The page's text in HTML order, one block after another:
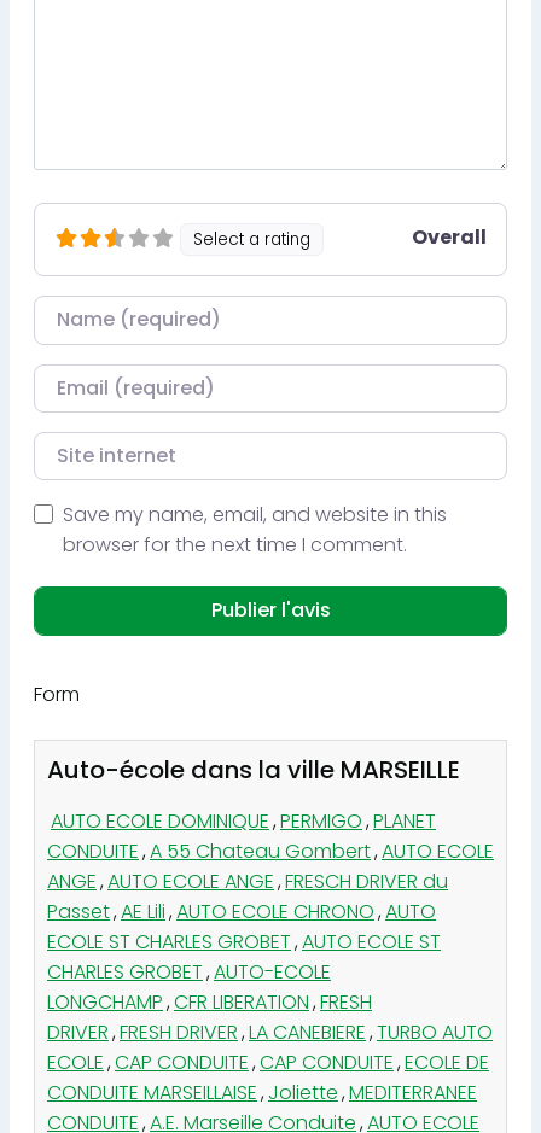
Select a rating Overall
Nom
Courriel
Site internet
Save my name, email, and website in this
browser for the next time I comment.
Form
Auto-école dans la ville MARSEILLE
AUTO ECOLE DOMINIQUE,PERMIGO,PLANET
CONDUITE,A 55 Chateau Gombert,AUTO ECOLE
ANGE,AUTO ECOLE ANGE,FRESCH DRIVER du
Passet,AE Lili,AUTO ECOLE CHRONO,AUTO
ECOLE ST CHARLES GROBET,AUTO ECOLE ST
CHARLES GROBET,AUTO-ECOLE
LONGCHAMP,CFR LIBERATION,FRESH
DRIVER,FRESH DRIVER,LA CANEBIERE,TURBO AUTO
ECOLE,CAP CONDUITE,CAP CONDUITE,ECOLE DE
CONDUITE MARSEILLAISE,Joliette,MEDITERRANEE
CONDUITE,A.E. Marseille Conduite,AUTO ECOLE